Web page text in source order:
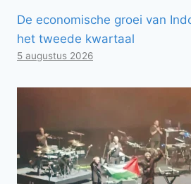
De economische groei van
het tweede kwartaal
5 augustus 2026